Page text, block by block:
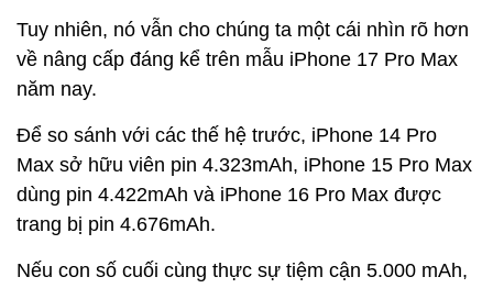
Tuy nhiên, nó vẫn cho chúng ta một cái nhìn rõ hơn
về nâng cấp đáng kể trên mẫu iPhone 17 Pro Max
năm nay.
Để so sánh với các thế hệ trước, iPhone 14 Pro
Max sở hữu viên pin 4.323mAh, iPhone 15 Pro Max
dùng pin 4.422mAh và iPhone 16 Pro Max được
trang bị pin 4.676mAh.
Nếu con số cuối cùng thực sự tiệm cận 5.000 mAh,